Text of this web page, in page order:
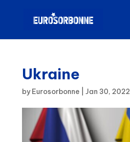
Ukraine
by Eurosorbonne Jan 30, 2022